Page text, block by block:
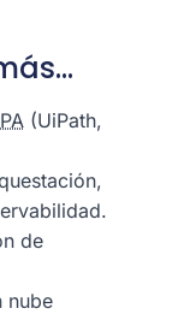
(UiPath,
de
nube